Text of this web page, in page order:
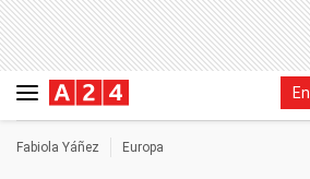
Fabiola Yáñez Europa